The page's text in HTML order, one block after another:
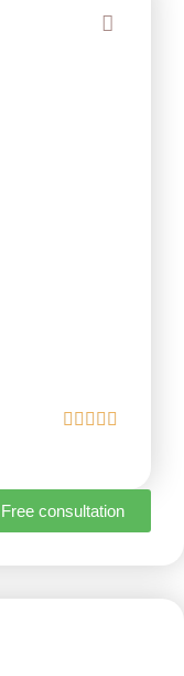
Free consultation